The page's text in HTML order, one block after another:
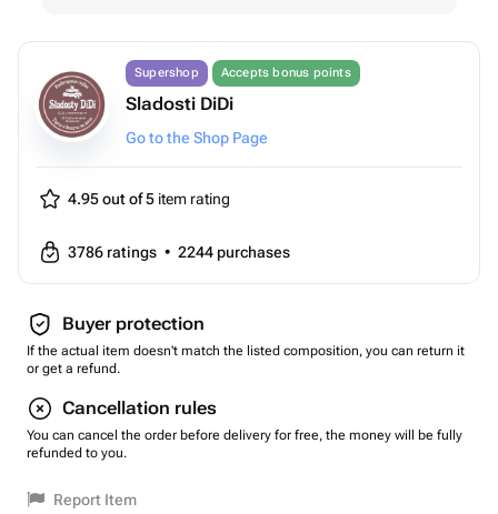
Supershop Accepts bonus points
Sladosti DiDi
Go to the Shop Page
4.95 out of 5 item rating
3786 ratings • 2244 purchases
Buyer protection
If the actual item doesn't match the listed composition, you can return it
or get a refund.
Cancellation rules
You can cancel the order before delivery for free, the money will be fully
refunded to you.
Report Item